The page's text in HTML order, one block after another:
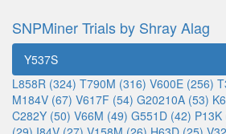
SNPMiner Trials by Shray Alag
Y537S
L858R (324) T790M (316) V600E (256)
M184V (67) V617F (54) G20210A (53)
C282Y (50) V66M (49) G551D (42) P13K